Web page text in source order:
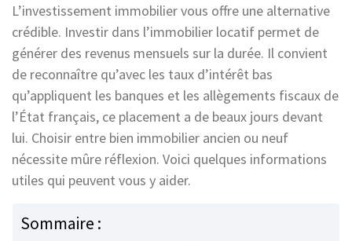
L’investissement immobilier vous offre une alternative
crédible. Investir dans l’immobilier locatif permet de
générer des revenus mensuels sur la durée. Il convient
de reconnaître qu’avec les taux d’intérêt bas
qu’appliquent les banques et les allègements fiscaux de
l’État français, ce placement a de beaux jours devant
lui. Choisir entre bien immobilier ancien ou neuf
nécessite mûre réflexion. Voici quelques informations
utiles qui peuvent vous y aider.
Sommaire :